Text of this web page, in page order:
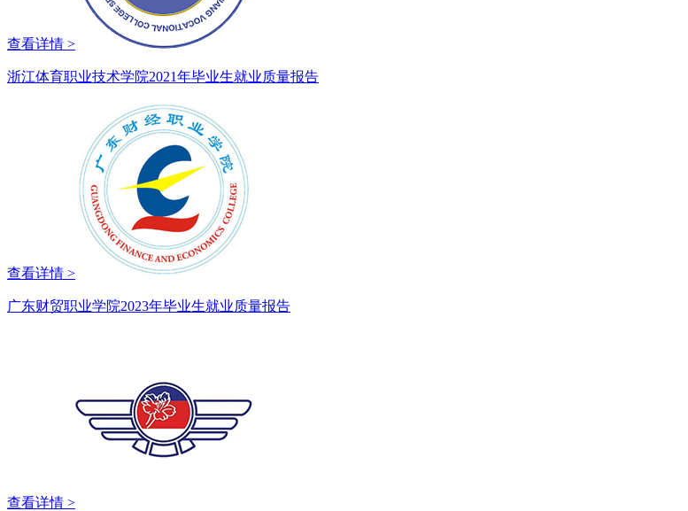
查看详情 >
浙江体育职业技术学院2021年毕业生就业质量报告
查看详情 >
广东财贸职业学院2023年毕业生就业质量报告
查看详情 >